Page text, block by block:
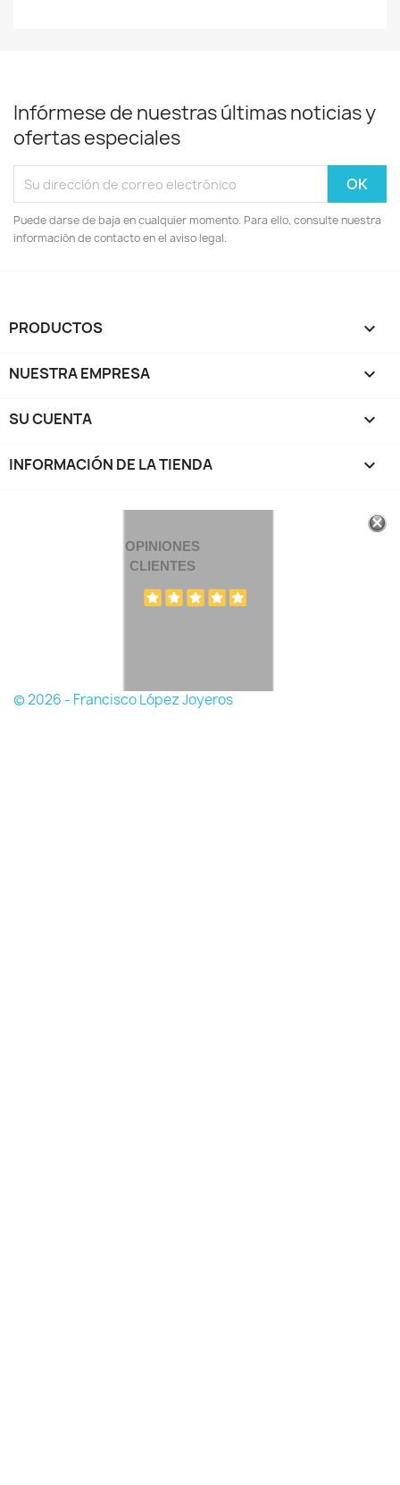
Infórmese de nuestras últimas noticias y
ofertas especiales
Puede darse de baja en cualquier momento. Para ello, consulte nuestra
información de contacto en el aviso legal.
PRODUCTOS 
NUESTRA EMPRESA 
SU CUENTA 
INFORMACIÓN DE LA TIENDA keyboard_arrow_down
OPINIONES
CLIENTES
© 2026 - Francisco López Joyeros